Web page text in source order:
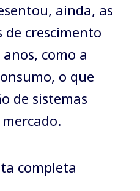
ainda, as
de crescimento
como a
o que
de sistemas
completa